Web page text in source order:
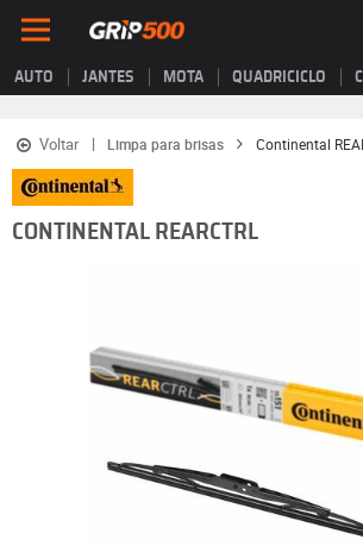
AUTO JANTES MOTA QUADRICICLO
Voltar Limpa para brisas Continental
CONTINENTAL REARCTRL